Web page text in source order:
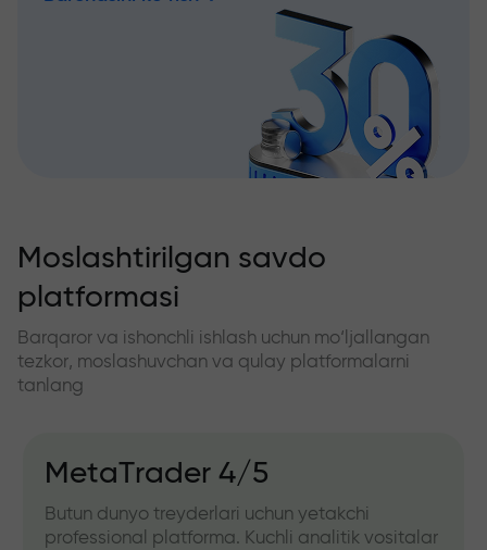
Moslashtirilgan savdo
platformasi
Barqaror va ishonchli ishlash uchun mo‘ljallangan
tezkor, moslashuvchan va qulay platformalarni
tanlang
MetaTrader 4/5
Butun dunyo treyderlari uchun yetakchi
professional platforma. Kuchli analitik vositalar